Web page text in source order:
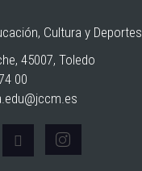
Cultura y Deportes
45007, Toledo
00